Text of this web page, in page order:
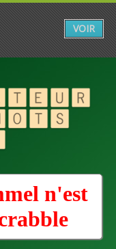
n'est
VOIR